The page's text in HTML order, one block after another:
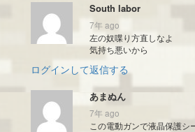
South labor
7年 ago
左の奴喋り方直しなよ
気持ち悪いから
ログインして返信する
あまぬん
7年 ago
この電動ガンで液晶保護シ